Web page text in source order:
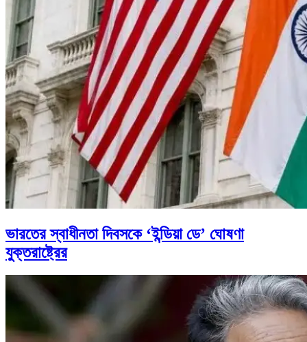
ভারতের স্বাধীনতা দিবসকে ‘ইন্ডিয়া ডে’ ঘোষণা
যুক্তরাষ্ট্রের